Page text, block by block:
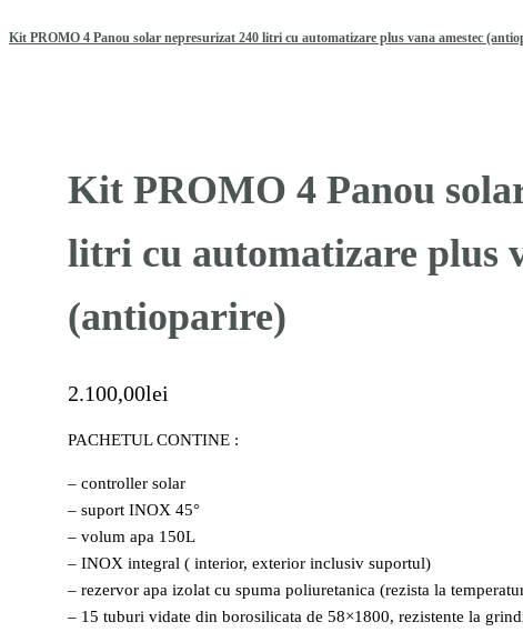
Kit PROMO 4 Panou solar nepresurizat 240 litri cu automatizare plus vana amestec
Kit PROMO 4 Panou
litri cu automatizare plus
(antioparire)
2.100,00lei
PACHETUL CONTINE :
– controller solar
– suport INOX 45°
– volum apa 150L
– INOX integral ( interior, exterior inclusiv suportul)
– rezervor apa izolat cu spuma poliuretanica (rezista la
– 15 tuburi vidate din borosilicata de 58×1800, rezistente la